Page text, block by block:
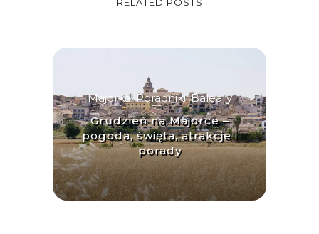
Majorka,Poradniki,Baleary
Grudzień na Majorce –
pogoda, święta, atrakcje i
porady